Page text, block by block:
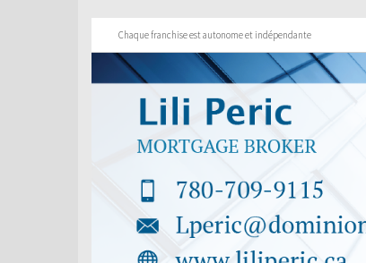
Chaque franchise est autonome et indépendante